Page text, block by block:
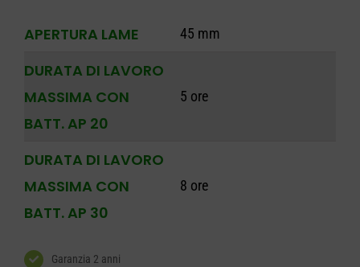
APERTURA LAME 45 mm
DURATA DI LAVORO
MASSIMA CON
BATT. AP 20
5 ore
DURATA DI LAVORO
MASSIMA CON
BATT. AP 30
8 ore
Garanzia 2 anni